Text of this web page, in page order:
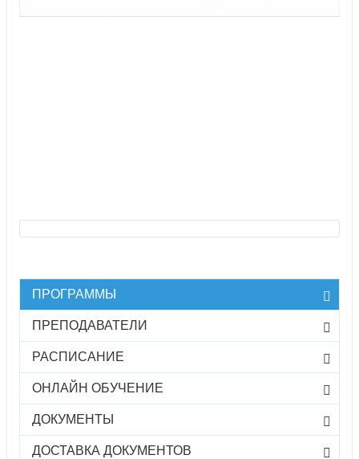
ПРОГРАММЫ
ПРЕПОДАВАТЕЛИ
РАСПИСАНИЕ
ОНЛАЙН ОБУЧЕНИЕ
ДОКУМЕНТЫ
ДОСТАВКА ДОКУМЕНТОВ